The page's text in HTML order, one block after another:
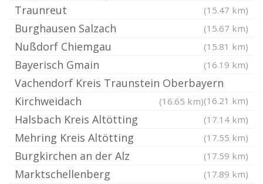
Traunreut (15.47 km)
Burghausen Salzach (15.67 km)
Nußdorf Chiemgau (15.81 km)
Bayerisch Gmain (16.19 km)
Vachendorf Kreis Traunstein Oberbayern
(16.21 km)
Kirchweidach (16.65 km)
Halsbach Kreis Altötting (17.14 km)
Mehring Kreis Altötting (17.55 km)
Burgkirchen an der Alz (17.59 km)
Marktschellenberg (17.89 km)